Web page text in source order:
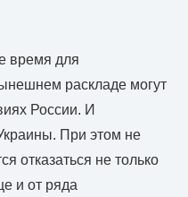
время для
раскладе могут
России. И
При этом не
отказаться не только
и от ряда